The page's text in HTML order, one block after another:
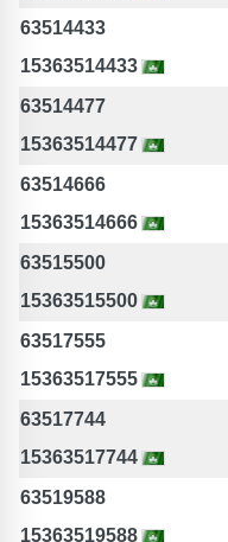
63514433
15363514433
63514477
15363514477
63514666
15363514666
63515500
15363515500
63517555
15363517555
63517744
15363517744
63519588
15363519588